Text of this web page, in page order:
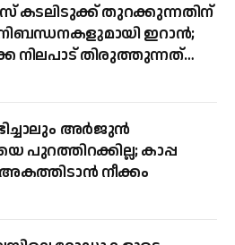
തുറക്കുന്നതിന്
ഇറാന്‍;
നിലപാട് തിരുത്തുന്നത്
കൗണ്‍സില്‍
അര്‍ജുന്‍
പുറത്തിറക്കില്ല; കാപ്പ
നീക്കം